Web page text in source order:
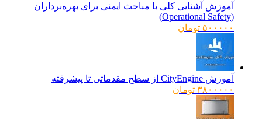
آموزش آشنایی کلی با مباحث ایمنی برای بهره‌برداران
۵۰۰۰۰۰ تومان
آموزش CityEngine از سطح مقدماتی تا پیشرفته
۳۸۰۰۰۰۰ تومان